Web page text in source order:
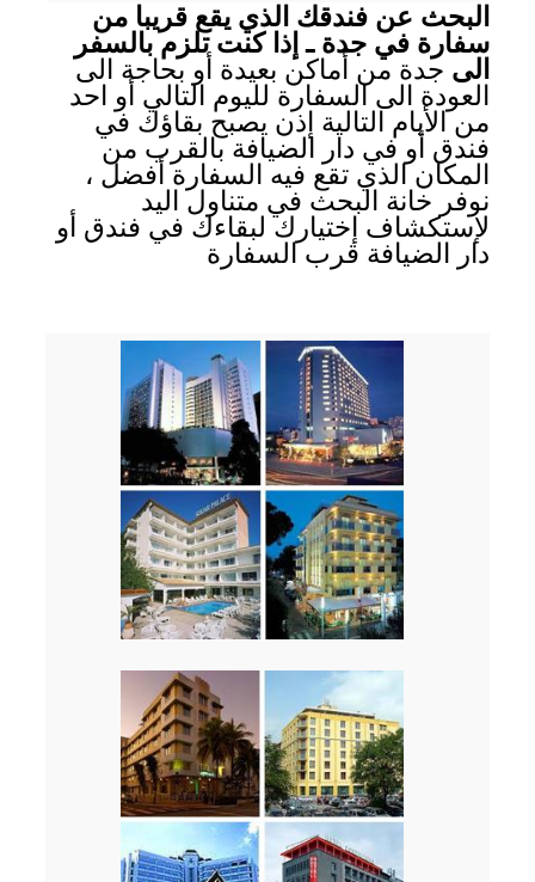
البحث عن فندقك الذي يقع قريبا من
سفارة في جدة ـ إذا كنت تلزم بالسفر
الى جدة من أماكن بعيدة أو بحاجة الى
العودة الى السفارة لليوم التالي أو احد
من الأيام التالية إذن يصبح بقاؤك في
فندق أو في دار الضيافة بالقرب من
المكان الذي تقع فيه السفارة أفضل ،
نوفر خانة البحث في متناول اليد
لإستكشاف إختيارك لبقاءك في فندق أو
دار الضيافة قرب السفارة